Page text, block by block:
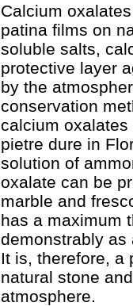
Calcium
patina films on
soluble salts,
protective layer
by the
conservation
calcium
pietre dure in
solution of
oxalate can be
marble and
has a maximum
demonstrably as
It is, therefore, a
natural stone
atmosphere.